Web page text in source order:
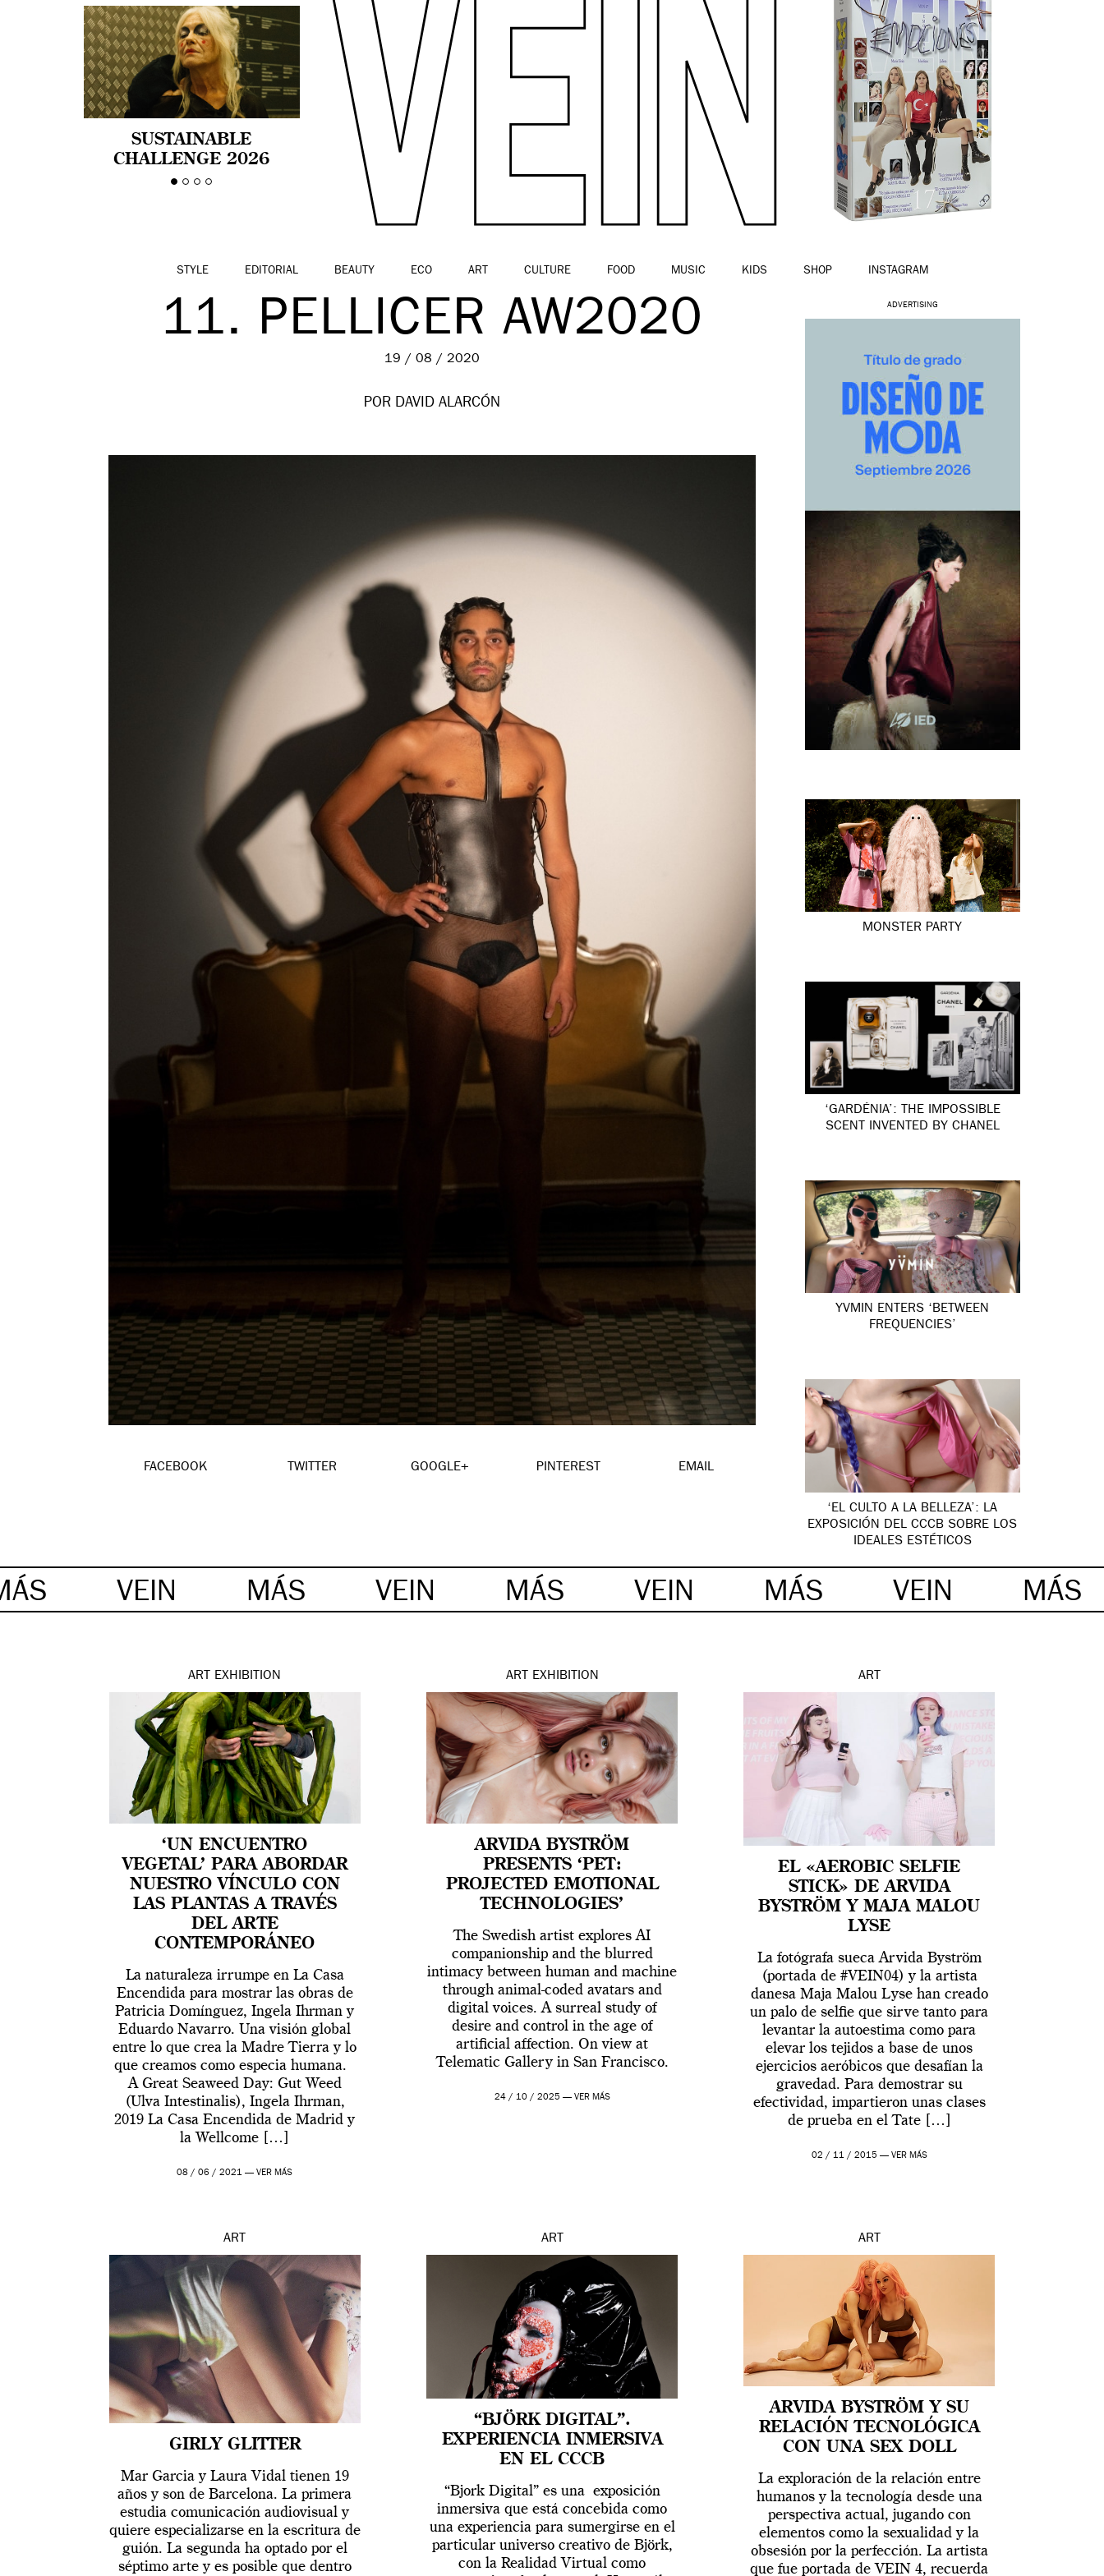
SUSTAINABLE
CHALLENGE 2026
CELEBRA LA
STYLE EDITORIAL BEAUTY ECO ART CULTURE FOOD MUSIC KIDS SHOP INSTAGRAM
11. PELLICER AW2020
19 / 08 / 2020
POR DAVID ALARCÓN
FACEBOOK TWITTER GOOGLE+ PINTEREST EMAIL
ADVERTISING
MONSTER PARTY
‘GARDÉNIA’: THE IMPOSSIBLE
SCENT INVENTED BY CHANEL
YVMIN ENTERS ‘BETWEEN
FREQUENCIES’
‘EL CULTO A LA BELLEZA’: LA
EXPOSICIÓN DEL CCCB SOBRE LOS
IDEALES ESTÉTICOS
VEIN MÁS VEIN MÁS VEIN MÁS VEIN MÁS
ART EXHIBITION
‘UN ENCUENTRO
VEGETAL’ PARA ABORDAR
NUESTRO VÍNCULO CON
LAS PLANTAS A TRAVÉS
DEL ARTE
CONTEMPORÁNEO
La naturaleza irrumpe en La Casa
Encendida para mostrar las obras de
Patricia Domínguez, Ingela Ihrman y
Eduardo Navarro. Una visión global
entre lo que crea la Madre Tierra y lo
que creamos como especia humana.
A Great Seaweed Day: Gut Weed
(Ulva Intestinalis), Ingela Ihrman,
2019 La Casa Encendida de Madrid y
la Wellcome […]
08 / 06 / 2021 —VER MÁS
ART EXHIBITION
ARVIDA BYSTRÖM
PRESENTS ‘PET:
PROJECTED EMOTIONAL
TECHNOLOGIES’
The Swedish artist explores AI
companionship and the blurred
intimacy between human and machine
through animal-coded avatars and
digital voices. A surreal study of
desire and control in the age of
artificial affection. On view at
Telematic Gallery in San Francisco.
24 / 10 / 2025 — VER MÁS
ART
EL «AEROBIC SELFIE
STICK» DE ARVIDA
BYSTRÖM Y MAJA MALOU
LYSE
La fotógrafa sueca Arvida Byström
(portada de #VEIN04) y la artista
danesa Maja Malou Lyse han creado
un palo de selfie que sirve tanto para
levantar la autoestima como para
elevar los tejidos a base de unos
ejercicios aeróbicos que desafían la
gravedad. Para demostrar su
efectividad, impartieron unas clases
de prueba en el Tate […]
02 / 11 / 2015 — VER MÁS
ART
GIRLY GLITTER
Mar Garcia y Laura Vidal tienen 19
años y son de Barcelona. La primera
estudia comunicación audiovisual y
quiere especializarse en la escritura de
guión. La segunda ha optado por el
séptimo arte y es posible que dentro
ART
“BJÖRK DIGITAL”.
EXPERIENCIA INMERSIVA
EN EL CCCB
“Bjork Digital” es una exposición
inmersiva que está concebida como
una experiencia para sumergirse en el
particular universo creativo de Björk,
con la Realidad Virtual como
ART
ARVIDA BYSTRÖM Y SU
RELACIÓN TECNOLÓGICA
CON UNA SEX DOLL
La exploración de la relación entre
humanos y la tecnología desde una
perspectiva actual, jugando con
elementos como la sexualidad y la
obsesión por la perfección. La artista
que fue portada de VEIN 4, recuerda